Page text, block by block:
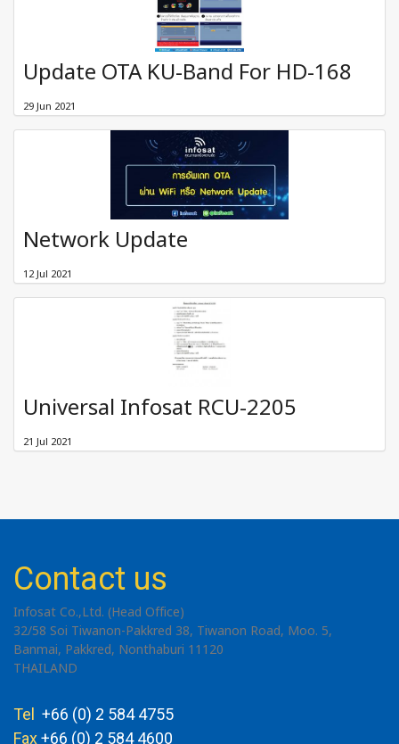
Update OTA KU-Band For HD-168
29 Jun 2021
Network Update
12 Jul 2021
Universal Infosat RCU-2205
21 Jul 2021
Contact us
Infosat Co.,Ltd. (Head Office)
32/58 Soi Tiwanon-Pakkred 38, Tiwanon Road, Moo. 5,
Banmai, Pakkred, Nonthaburi 11120
THAILAND
Tel +66 (0) 2 584 4755
Fax+66 (0) 2 584 4600